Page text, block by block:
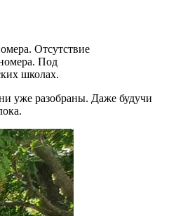
Отсутствие
Под
школах.
уже разобраны. Даже будучи